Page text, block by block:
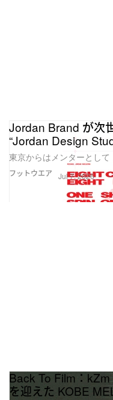
フットウエア
Jordan Brand が次
“Jordan Design
東京からはメンターとし
Jul 7, 2026
Back To Film：
を迎えた KOBE